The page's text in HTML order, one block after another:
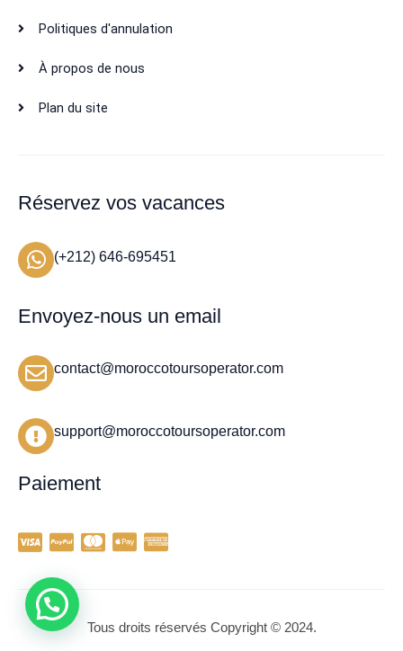
Politiques d'annulation
À propos de nous
Plan du site
Réservez vos vacances
(+212) 646-695451
Envoyez-nous un email
contact@moroccotoursoperator.com
support@moroccotoursoperator.com
Paiement
Tous droits réservés Copyright © 2024.